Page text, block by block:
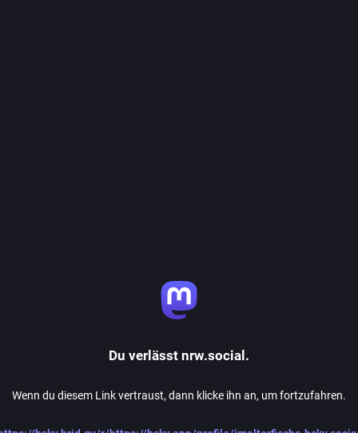
Du verlässt nrw.social.
Wenn du diesem Link vertraust, dann klicke ihn an, um fortzufahren.